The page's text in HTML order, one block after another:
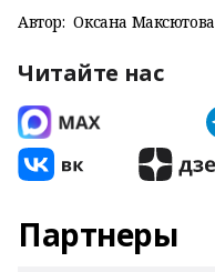
Автор: Оксана Максютова
Читайте нас
Партнеры